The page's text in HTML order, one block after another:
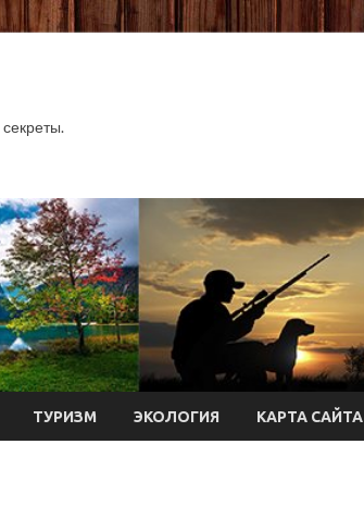
ТУРИЗМ ЭКОЛОГИЯ КАРТА САЙТА